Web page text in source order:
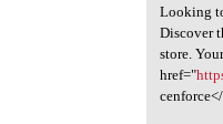
Looking
Discover
store.
href="